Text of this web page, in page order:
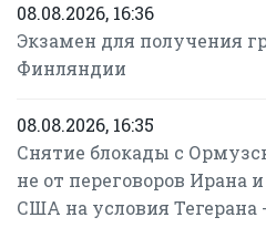
08.08.2026, 16:36
Экзамен для получения
Финляндии
08.08.2026, 16:35
Снятие блокады с
не от переговоров Ирана
США на условия Тегерана